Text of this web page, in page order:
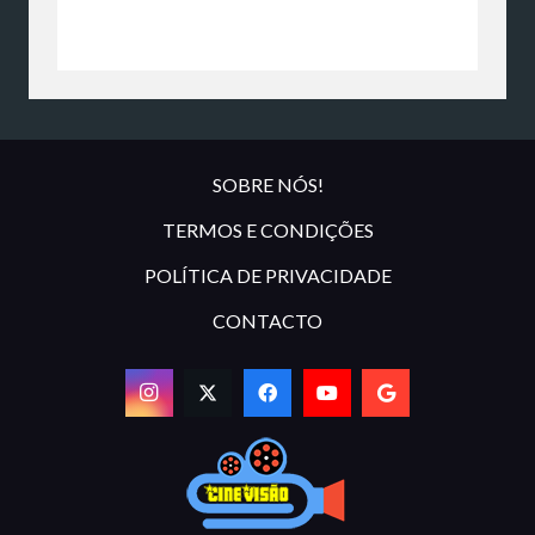
SOBRE NÓS!
TERMOS E CONDIÇÕES
POLÍTICA DE PRIVACIDADE
CONTACTO